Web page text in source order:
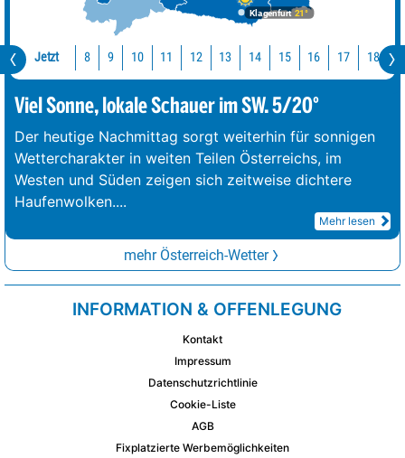
Klagenfurt 21°
Jetzt 8 9 10 11 12 13 14 15 16 17 18
Viel Sonne, lokale Schauer im SW. 5/20°
Der heutige Nachmittag sorgt weiterhin für sonnigen
Wettercharakter in weiten Teilen Österreichs, im
Westen und Süden zeigen sich zeitweise dichtere
Haufenwolken....
Mehr lesen
mehr Österreich-Wetter
INFORMATION & OFFENLEGUNG
Kontakt
Impressum
Datenschutzrichtlinie
Cookie-Liste
AGB
Fixplatzierte Werbemöglichkeiten